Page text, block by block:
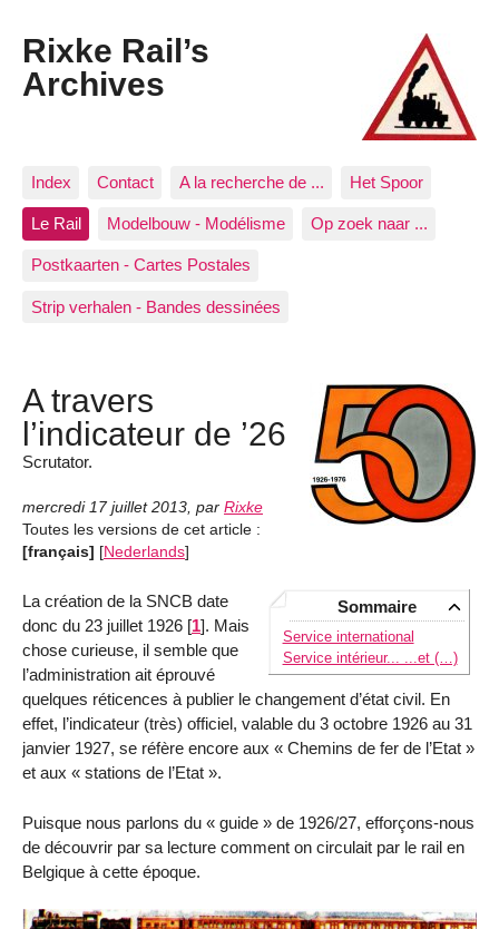
Rixke Rail’s
Archives
Index Contact A la recherche de ... Het Spoor
Le Rail Modelbouw - Modélisme Op zoek naar ...
Postkaarten - Cartes Postales
Strip verhalen - Bandes dessinées
A travers
l’indicateur de ’26
Scrutator.
mercredi 17 juillet 2013, par Rixke
Toutes les versions de cet article :
[français] [Nederlands]
Sommaire
Service international
Service intérieur... ...et (…)
La création de la SNCB date
donc du 23 juillet 1926 [1]. Mais
chose curieuse, il semble que
l’administration ait éprouvé
quelques réticences à publier le changement d’état civil. En
effet, l’indicateur (très) officiel, valable du 3 octobre 1926 au 31
janvier 1927, se réfère encore aux « Chemins de fer de l’Etat »
et aux « stations de l’Etat ».
Puisque nous parlons du « guide » de 1926/27, efforçons-nous
de découvrir par sa lecture comment on circulait par le rail en
Belgique à cette époque.